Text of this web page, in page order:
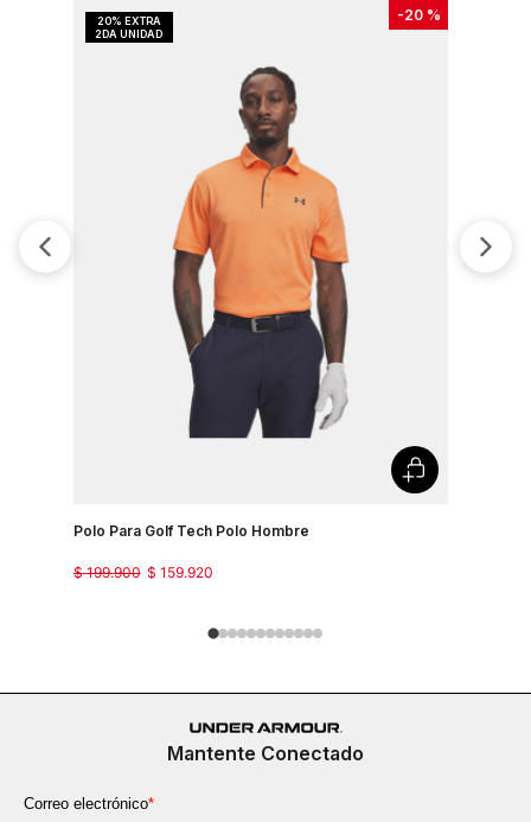
-20 %
Polo Para Golf Tech Polo Hombre
$ 159.920
$ 199.900
Mantente Conectado